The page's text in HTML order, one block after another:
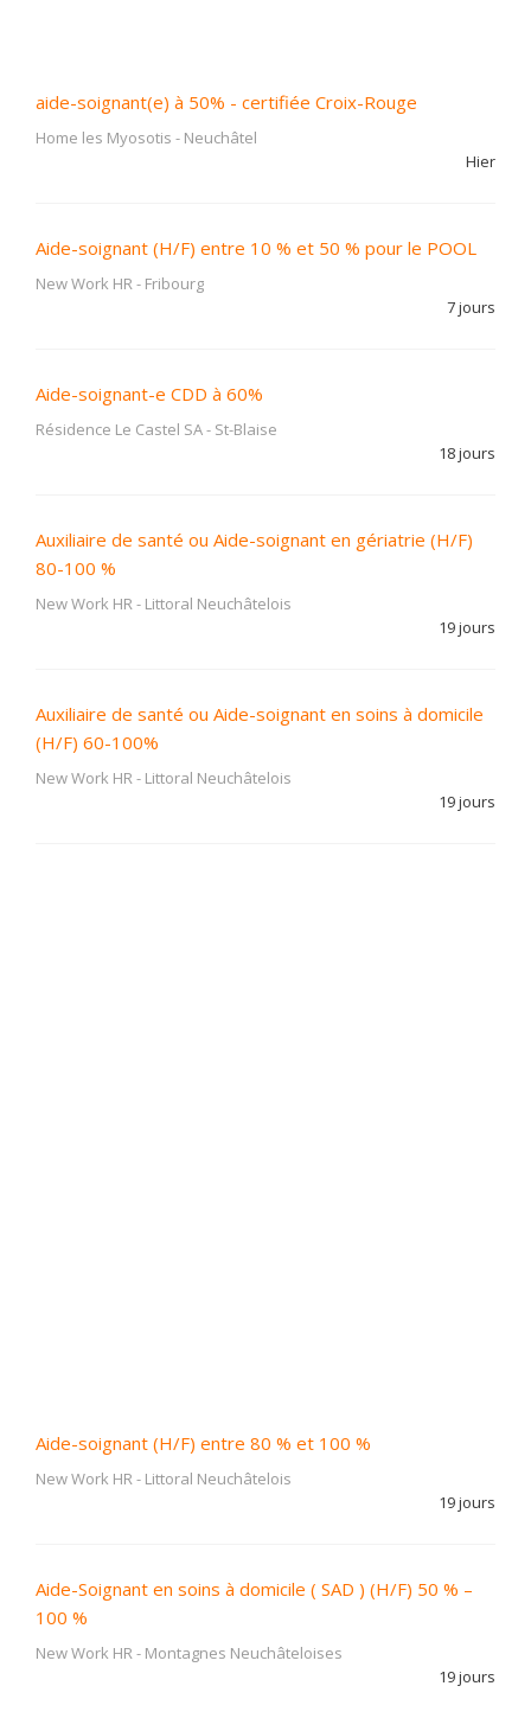
aide-soignant(e) à 50% - certifiée Croix-Rouge
Home les Myosotis - Neuchâtel
Hier
Aide-soignant (H/F) entre 10 % et 50 % pour le POOL
New Work HR- Fribourg
7 jours
Aide-soignant-e CDD à 60%
Résidence Le Castel SA- St-Blaise
18 jours
Auxiliaire de santé ou Aide-soignant en gériatrie (H/F)
80-100 %
New Work HR- Littoral Neuchâtelois
19 jours
Auxiliaire de santé ou Aide-soignant en soins à domicile
(H/F) 60-100%
New Work HR- Littoral Neuchâtelois
19 jours
Aide-soignant (H/F) entre 80 % et 100 %
New Work HR- Littoral Neuchâtelois
19 jours
Aide-Soignant en soins à domicile ( SAD ) (H/F) 50 % –
100 %
New Work HR- Montagnes Neuchâteloises
19 jours